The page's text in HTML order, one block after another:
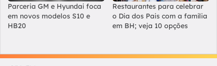
Parceria GM e Hyundai foca
em novos modelos S10 e
HB20
Restaurantes para celebrar
o Dia dos Pais com a família
em BH; veja 10 opções